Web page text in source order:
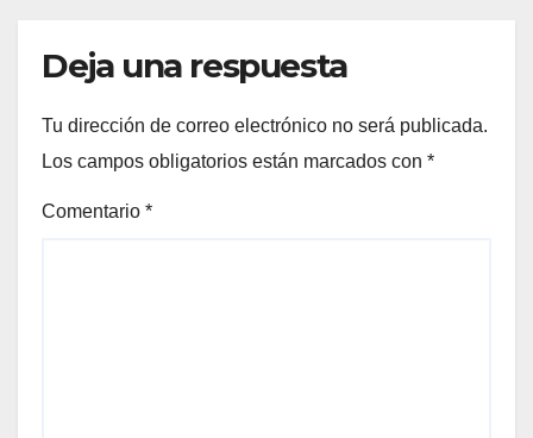
Deja una respuesta
Tu dirección de correo electrónico no será publicada.
Los campos obligatorios están marcados con *
Comentario *